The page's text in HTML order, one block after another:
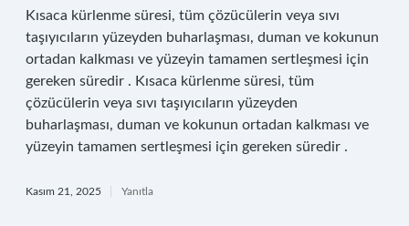
Kısaca kürlenme süresi, tüm çözücülerin veya sıvı
taşıyıcıların yüzeyden buharlaşması, duman ve kokunun
ortadan kalkması ve yüzeyin tamamen sertleşmesi için
gereken süredir . Kısaca kürlenme süresi, tüm
çözücülerin veya sıvı taşıyıcıların yüzeyden
buharlaşması, duman ve kokunun ortadan kalkması ve
yüzeyin tamamen sertleşmesi için gereken süredir .
Kasım 21, 2025 Yanıtla